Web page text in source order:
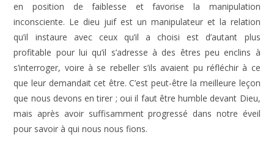
en position de faiblesse et favorise la manipulation
inconsciente. Le dieu juif est un manipulateur et la relation
qu’il instaure avec ceux qu’il a choisi est d’autant plus
profitable pour lui qu’il s’adresse à des êtres peu enclins à
s’interroger, voire à se rebeller s’ils avaient pu réfléchir à ce
que leur demandait cet être. C’est peut-être la meilleure leçon
que nous devons en tirer ; oui il faut être humble devant Dieu,
mais après avoir suffisamment progressé dans notre éveil
pour savoir à qui nous nous fions.